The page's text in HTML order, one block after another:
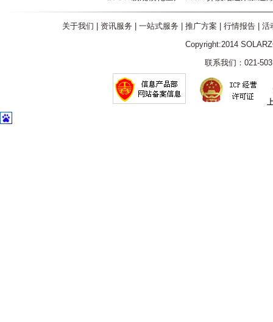
关于我们 资讯服务 一站式服务 推广方案 行情报告| 活
Copyright:2014
联系我们：021-